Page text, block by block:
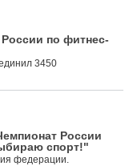
по фитнес-
3450
России
спорт!"
федерации.